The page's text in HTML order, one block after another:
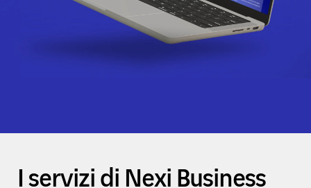
I servizi di Nexi Business